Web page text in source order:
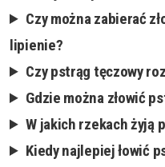
Czy można zabierać
lipienie?
Czy pstrąg tęczowy
Gdzie można złowić
W jakich rzekach żyją
Kiedy najlepiej łowić